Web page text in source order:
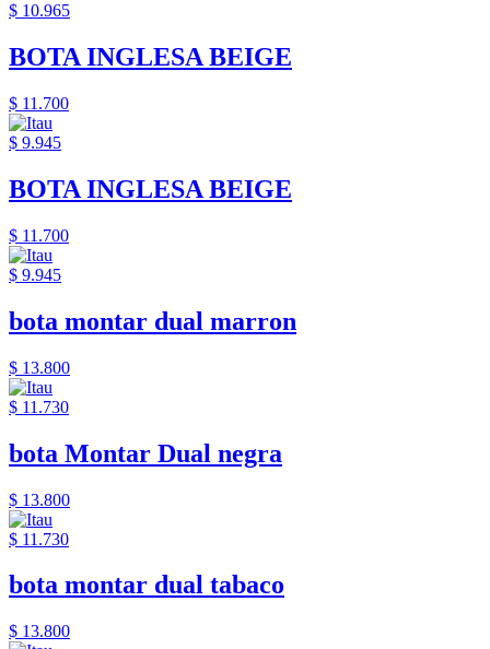
$ 10.965
BOTA INGLESA BEIGE
$ 11.700
$ 9.945
BOTA INGLESA BEIGE
$ 11.700
$ 9.945
bota montar dual marron
$ 13.800
$ 11.730
bota Montar Dual negra
$ 13.800
$ 11.730
bota montar dual tabaco
$ 13.800